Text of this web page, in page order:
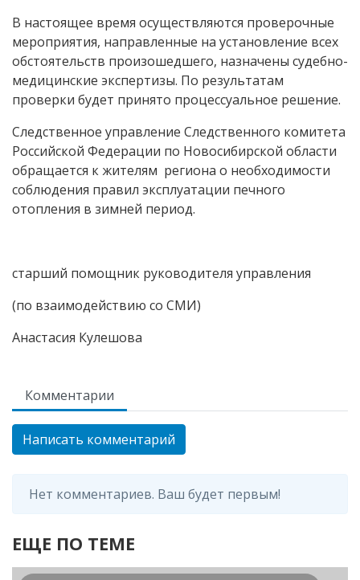
В настоящее время осуществляются проверочные
мероприятия, направленные на установление всех
обстоятельств произошедшего, назначены судебно-
медицинские экспертизы. По результатам
проверки будет принято процессуальное решение.
Следственное управление Следственного комитета
Российской Федерации по Новосибирской области
обращается к жителям региона о необходимости
соблюдения правил эксплуатации печного
отопления в зимней период.
старший помощник руководителя управления
(по взаимодействию со СМИ)
Анастасия Кулешова
Комментарии
Написать комментарий
Нет комментариев. Ваш будет первым!
ЕЩЕ ПО ТЕМЕ